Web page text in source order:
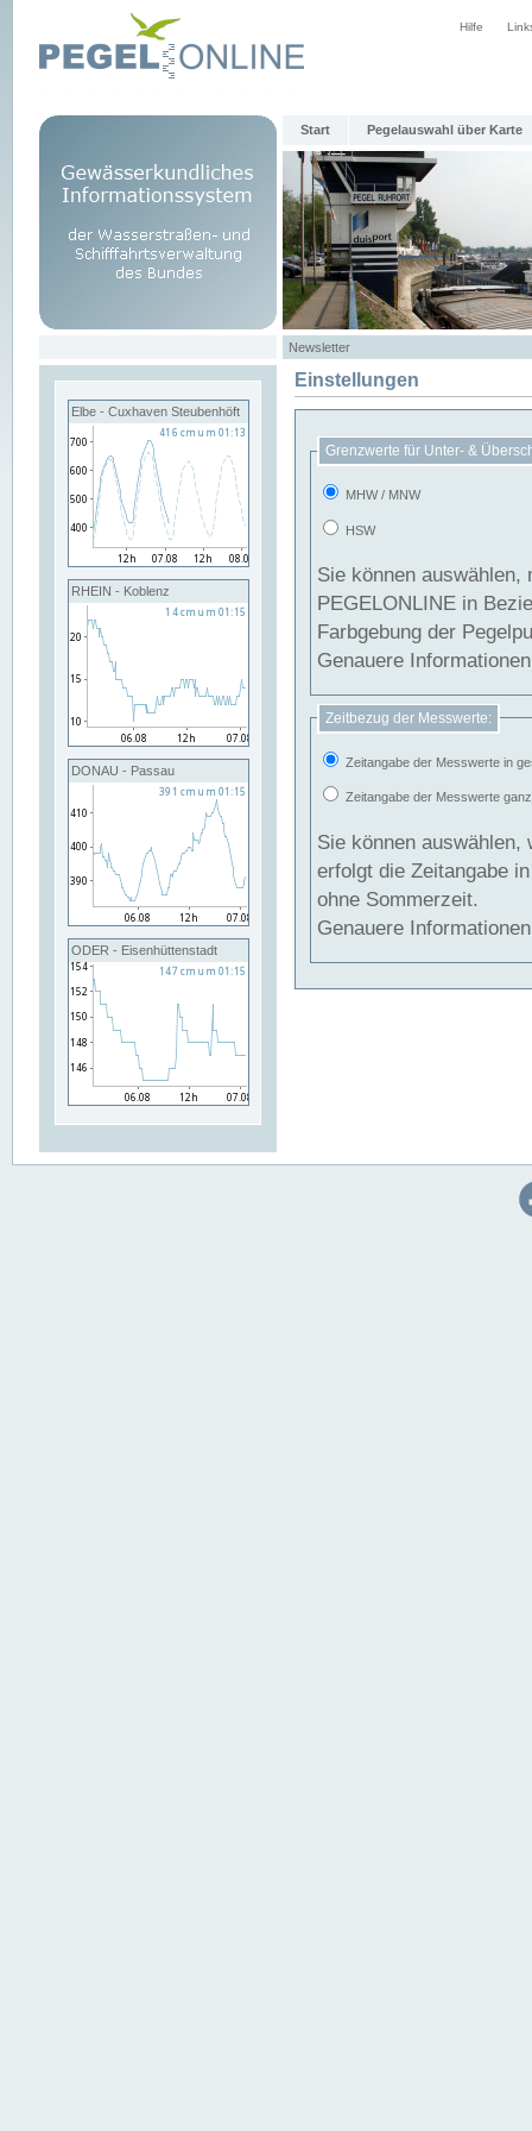
Hilfe
Start Pegelauswahl über Karte
Newsletter
Elbe - Cuxhaven Steubenhöft
RHEIN - Koblenz
DONAU - Passau
ODER - Eisenhüttenstadt
Einstellungen
Grenzwerte für Unter- &
MHW / MNW
HSW
Sie können
PEGELONLINE in Beziehung
Farbgebung der
Genauere
Zeitbezug der Messwerte:
Zeitangabe der Messwerte in
Zeitangabe der Messwerte
Sie können auswählen,
erfolgt die Zeitangabe
ohne Sommerzeit.
Genauere